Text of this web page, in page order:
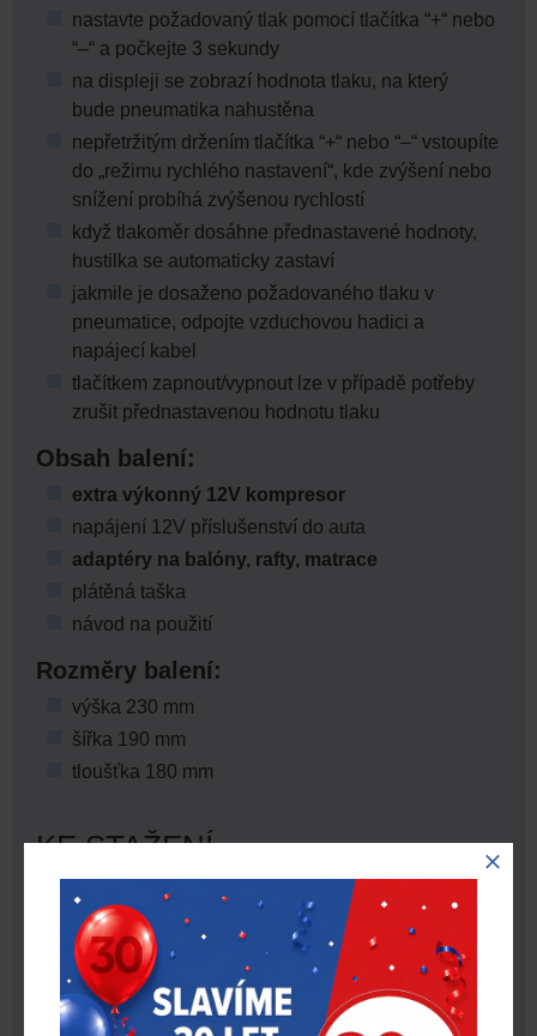
nastavte požadovaný tlak pomocí tlačítka “+“ nebo
“–“ a počkejte 3 sekundy
na displeji se zobrazí hodnota tlaku, na který
bude pneumatika nahustěna
nepřetržitým držením tlačítka “+“ nebo “–“ vstoupíte
do „režimu rychlého nastavení“, kde zvýšení nebo
snížení probíhá zvýšenou rychlostí
když tlakoměr dosáhne přednastavené hodnoty,
hustilka se automaticky zastaví
jakmile je dosaženo požadovaného tlaku v
pneumatice, odpojte vzduchovou hadici a
napájecí kabel
tlačítkem zapnout/vypnout lze v případě potřeby
zrušit přednastavenou hodnotu tlaku
Obsah balení:
extra výkonný 12V kompresor
napájení 12V příslušenství do auta
adaptéry na balóny, rafty, matrace
plátěná taška
návod na použití
Rozměry balení:
výška 230 mm
šířka 190 mm
tloušťka 180 mm
KE STAŽENÍ
Název souboru Stáhnout
Aplikační tabulka Slime
Tabulka porovnání kompresorů Slime